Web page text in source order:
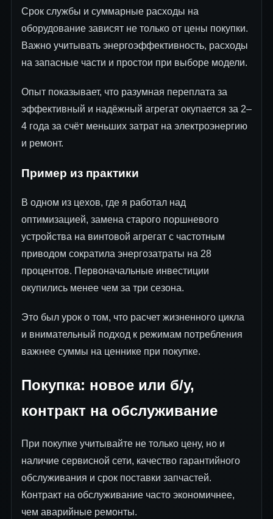
Срок службы и суммарные расходы на
оборудование зависят не только от цены покупки.
Важно учитывать энергоэффективность, расходы
на запасные части и простои при выборе модели.
Опыт показывает, что разумная переплата за
эффективный и надёжный агрегат окупается за 2–
4 года за счёт меньших затрат на электроэнергию
и ремонт.
Пример из практики
В одном из цехов, где я работал над
оптимизацией, замена старого поршневого
устройства на винтовой агрегат с частотным
приводом сократила энергозатраты на 28
процентов. Первоначальные инвестиции
окупились менее чем за три сезона.
Это был урок о том, что расчет жизненного цикла
и внимательный подход к режимам потребления
важнее суммы на ценнике при покупке.
Покупка: новое или б/у,
контракт на обслуживание
При покупке учитывайте не только цену, но и
наличие сервисной сети, качество гарантийного
обслуживания и срок поставки запчастей.
Контракт на обслуживание часто экономичнее,
чем аварийные ремонты.